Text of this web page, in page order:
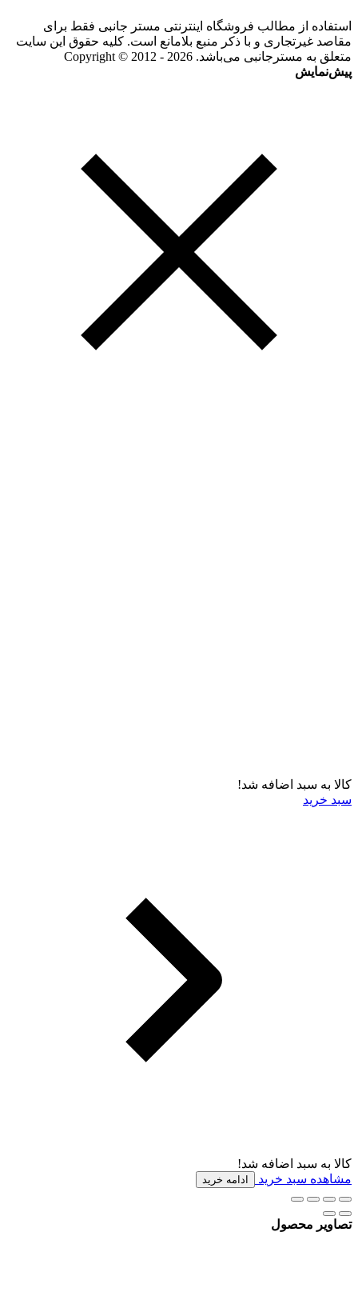
استفاده از مطالب فروشگاه اینترنتی مستر جانبی فقط برای
مقاصد غیرتجاری و با ذکر منبع بلامانع است. کلیه حقوق این سایت
متعلق به مسترجانبی می‌باشد. Copyright © 2012 - 2026
پیش‌نمایش
کالا به سبد اضافه شد!
سبد خرید
کالا به سبد اضافه شد!
مشاهده سبد خرید
ادامه خرید
تصاویر محصول